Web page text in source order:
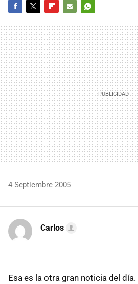
MAIL
4 Septiembre 2005
Carlos
Esa es la otra gran noticia del día.